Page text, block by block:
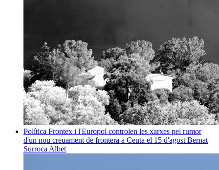
Política Frontex i l'Europol controlen les xarxes pel rumor
d'un nou creuament de frontera a Ceuta el 15 d'agost Bernat
Surroca Albet